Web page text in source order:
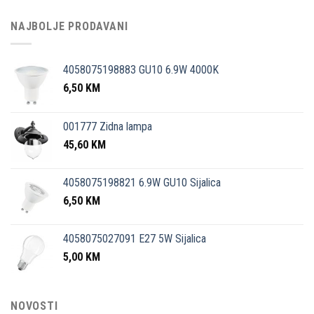
NAJBOLJE PRODAVANI
4058075198883 GU10 6.9W 4000K
6,50 KM
001777 Zidna lampa
45,60 KM
4058075198821 6.9W GU10 Sijalica
6,50 KM
4058075027091 E27 5W Sijalica
5,00 KM
NOVOSTI